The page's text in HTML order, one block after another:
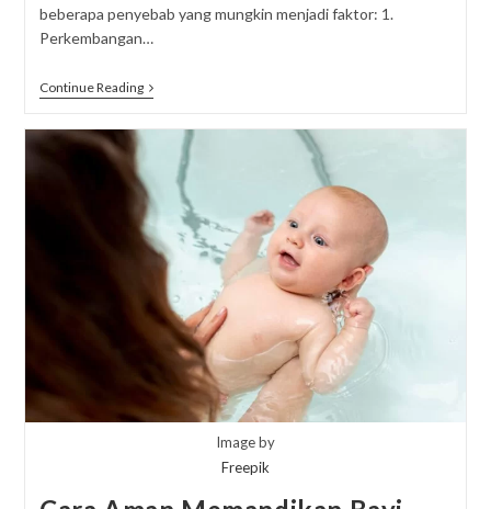
beberapa penyebab yang mungkin menjadi faktor: 1.
Perkembangan…
Continue ReadingAnak
Terlambat
Amati
Penyebabnya!
Image by
Freepik